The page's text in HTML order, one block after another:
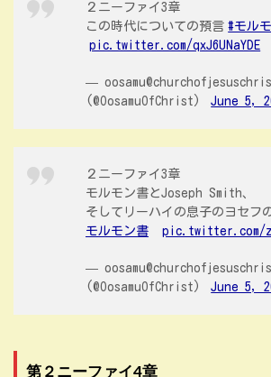
２ニーファイ3章
この時代についての預言 #モル
pic.twitter.com/qxJ6UNaYDE
—
(@OosamuOfChrist)
June 5,
２ニーファイ3章
モルモン書とJoseph Smith、
そしてリーハイの息子のヨセフ
モルモン書
pic.twitter.com/
—
(@OosamuOfChrist)
June 5,
第２ニーファイ4章